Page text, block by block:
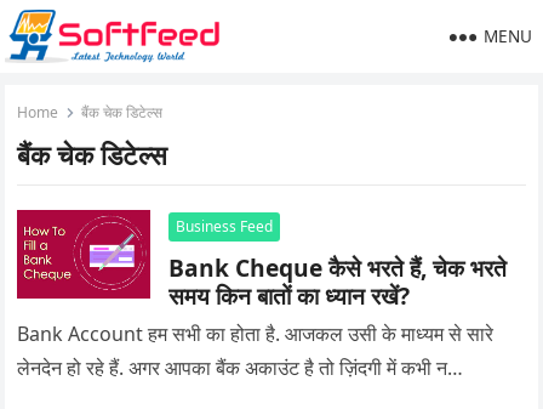
MENU
Home बैंक चेक डिटेल्स
बैंक चेक डिटेल्स
Business Feed
Bank Cheque कैसे भरते हैं, चेक भरते
समय किन बातों का ध्यान रखें?
Bank Account हम सभी का होता है. आजकल उसी के माध्यम से सारे
लेनदेन हो रहे हैं. अगर आपका बैंक अकाउंट है तो ज़िंदगी में कभी न…